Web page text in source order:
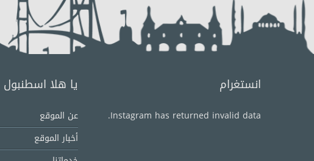
انستغرام
Instagram has returned invalid data.
يا هلا اسطنبول
عن الموقع
أخبار الموقع